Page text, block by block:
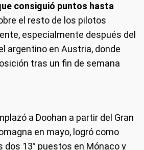
consiguió puntos hasta
el resto de los pilotos
especialmente después del
argentino en Austria, donde
tras un fin de semana
a Doohan a partir del Gran
en mayo, logró como
13° puestos en Mónaco y